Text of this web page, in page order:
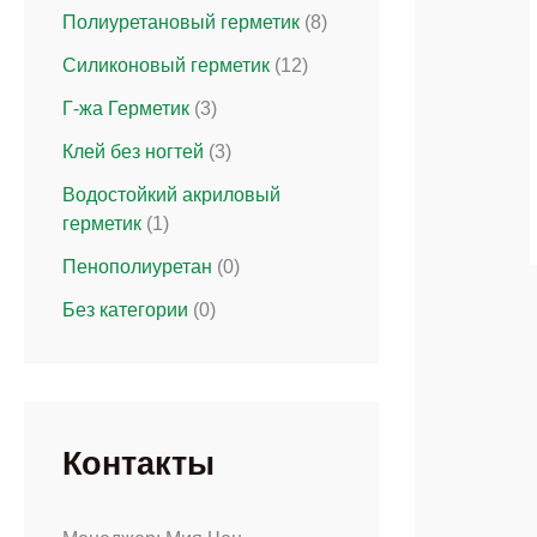
Полиуретановый герметик (8)
Силиконовый герметик (12)
Г-жа Герметик (3)
Клей без ногтей (3)
Водостойкий акриловый
герметик (1)
Пенополиуретан (0)
Без категории (0)
Контакты